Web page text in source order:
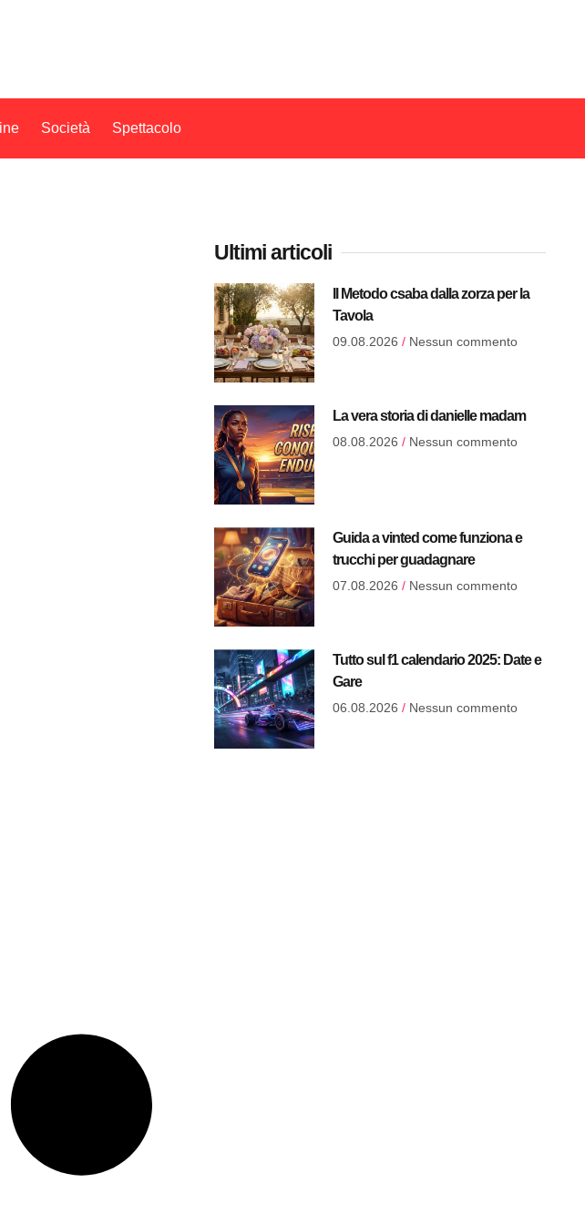
Società Spettacolo
Ultimi articoli
Il Metodo csaba dalla zorza per la
Tavola
09.08.2026 Nessun commento
La vera storia di danielle madam
08.08.2026 Nessun commento
Guida a vinted come funziona e
trucchi per guadagnare
07.08.2026 Nessun commento
Tutto sul f1 calendario 2025: Date e
Gare
06.08.2026 Nessun commento